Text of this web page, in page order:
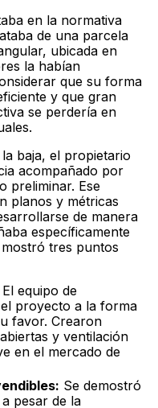
en la normativa
de una parcela
ubicada en
la habían
que su forma
y que gran
se perdería en
baja, el propietario
acompañado por
preliminar. Ese
planos y métricas
de manera
específicamente
tres puntos
El equipo de
proyecto a la forma
favor. Crearon
y ventilación
en el mercado de
Se demostró
pesar de la